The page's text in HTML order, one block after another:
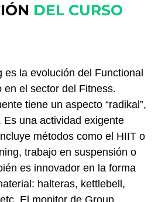
DEL CURSO
es la evolución del Functional
en el sector del Fitness.
tiene un aspecto “radikal”,
Es una actividad exigente
métodos como el HIIT o
trabajo en suspensión o
es innovador en la forma
halteras, kettlebell,